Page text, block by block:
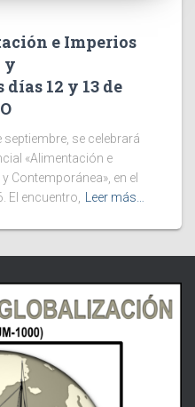
e Imperios
y
12 y 13 de
septiembre, se celebrará
«Alimentación e
Contemporánea», en el
El encuentro,
Leer más…